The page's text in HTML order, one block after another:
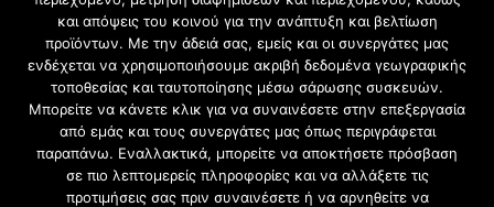
ΥΠΗΡΕΣΙΕΣ
ΦΩΤΙΣΜΟΣ ΚΑΙ ΜΕΛΕΤΕΣ ΦΩΤΙΣΜΟΥ ΠΕΙΡΑΙΑΣ
ΕΛΕΓΧΟΣ ΔΙΑΡΡΟΗΣ ΡΕΥΜΑΤΟΣ ΠΕΙΡΑΙΑΣ
ΑΝΤΙΚΑΤΑΣΤΑΣΗ ΗΛΕΚΤΡΟΛΟΓΙΚΟΥ ΠΙΝΑΚΑ
ΠΕΙΡΑΙΑΣ
και απόψεις του κοινού για την ανάπτυξη και βελτίωση
προϊόντων. Με την άδειά σας, εμείς και οι συνεργάτες μας
ενδέχεται να χρησιμοποιήσουμε ακριβή δεδομένα γεωγραφικής
τοποθεσίας και ταυτοποίησης μέσω σάρωσης συσκευών.
Μπορείτε να κάνετε κλικ για να συναινέσετε στην επεξεργασία
από εμάς και τους συνεργάτες μας όπως περιγράφεται
παραπάνω. Εναλλακτικά, μπορείτε να αποκτήσετε πρόσβαση
σε πιο λεπτομερείς πληροφορίες και να αλλάξετε τις
προτιμήσεις σας πριν συναινέσετε ή να αρνηθείτε να